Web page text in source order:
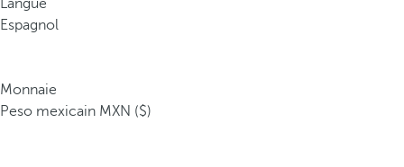
Langue
Espagnol
Monnaie
Peso mexicain MXN ($)